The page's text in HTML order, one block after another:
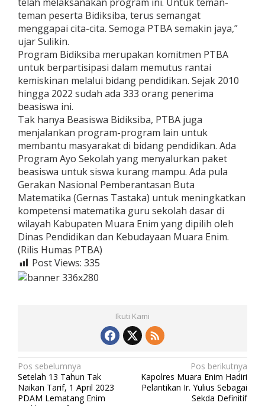
teman peserta Bidiksiba, terus semangat
menggapai cita-cita. Semoga PTBA semakin jaya,”
ujar Sulikin.
Program Bidiksiba merupakan komitmen PTBA
untuk berpartisipasi dalam memutus rantai
kemiskinan melalui bidang pendidikan. Sejak 2010
hingga 2022 sudah ada 333 orang penerima
beasiswa ini.
Tak hanya Beasiswa Bidiksiba, PTBA juga
menjalankan program-program lain untuk
membantu masyarakat di bidang pendidikan. Ada
Program Ayo Sekolah yang menyalurkan paket
beasiswa untuk siswa kurang mampu. Ada pula
Gerakan Nasional Pemberantasan Buta
Matematika (Gernas Tastaka) untuk meningkatkan
kompetensi matematika guru sekolah dasar di
wilayah Kabupaten Muara Enim yang dipilih oleh
Dinas Pendidikan dan Kebudayaan Muara Enim.
(Rilis Humas PTBA)
Post Views: 335
Ikuti Kami
N
a
v
Pos sebelumnya
Setelah 13 Tahun Tak
Naikan Tarif, 1 April 2023
PDAM Lematang Enim
Pos berikutnya
Kapolres Muara Enim Hadiri
Pelantikan Ir. Yulius Sebagai
Sekda Definitif